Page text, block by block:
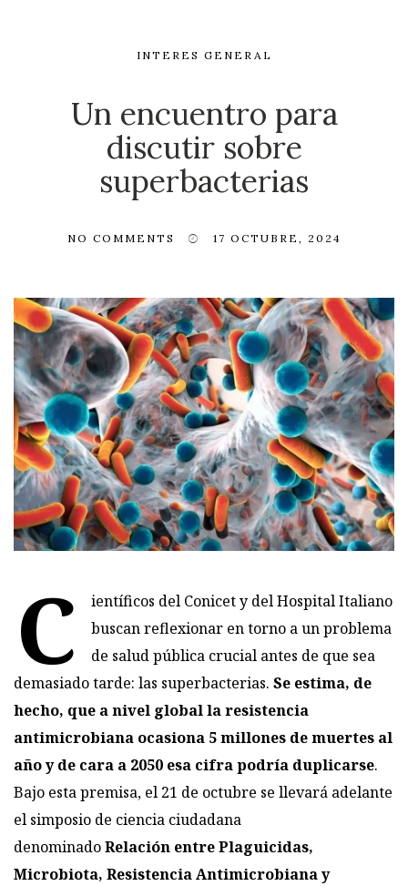
INTERES GENERAL
Un encuentro para
discutir sobre
superbacterias
NO COMMENTS 17 OCTUBRE, 2024
C
ientíficos del Conicet y del Hospital Italiano
buscan reflexionar en torno a un problema
de salud pública crucial antes de que sea
demasiado tarde: las superbacterias. Se estima, de
hecho, que a nivel global la resistencia
antimicrobiana ocasiona 5 millones de muertes al
año y de cara a 2050 esa cifra podría duplicarse.
Bajo esta premisa, el 21 de octubre se llevará adelante
el simposio de ciencia ciudadana
denominadoRelación entre Plaguicidas,
Microbiota, Resistencia Antimicrobiana y